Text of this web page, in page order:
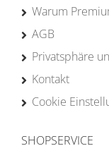
Warum
AGB
Privatsphäre
Kontakt
Cookie
SHOPSERVICE